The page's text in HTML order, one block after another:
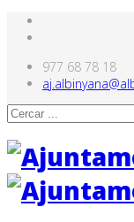
977 68 78 18